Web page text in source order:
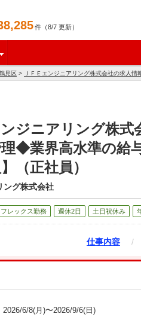
件（8/7 更新）
見区 > ＪＦＥエンジニアリング株式会社の求人情
ンジニアリング株
◆業界高水準の給
（正社員）
ング株式会社
フレックス勤務 週休2日 土日祝休み
仕事内容 /
6/8(月)〜2026/9/6(日)